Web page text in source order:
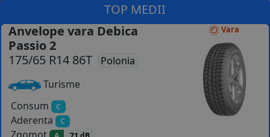
TOP MEDII
Vara
Anvelope vara Debica
Passio 2
175/65 R14 86T
Polonia
Turisme
Consum
C
Aderenta C